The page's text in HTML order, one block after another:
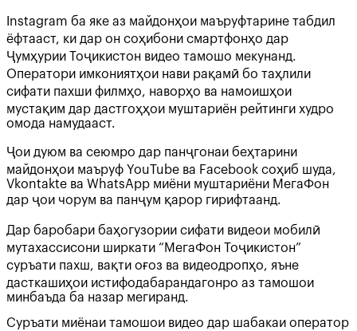
Instagram ба яке аз майдонҳои маъруфтарине табдил
ёфтааст, ки дар он соҳибони смартфонҳо дар
Ҷумҳурии Тоҷикистон видео тамошо мекунанд.
Оператори имкониятҳои нави рақамӣ бо таҳлили
сифати пахши филмҳо, наворҳо ва намоишҳои
мустақим дар дастгоҳҳои муштариён рейтинги худро
омода намудааст.
Ҷои дуюм ва сеюмро дар панҷгонаи беҳтарини
майдонҳои маъруф YouTube ва Facebook соҳиб шуда,
Vkontakte ва WhatsApp миёни муштариёни МегаФон
дар ҷои чорум ва панҷум қарор гирифтаанд.
Дар баробари баҳогузории сифати видеои мобилӣ
мутахассисони ширкати “МегаФон Тоҷикистон”
суръати пахш, вақти оғоз ва видеодропҳо, яъне
дасткашиҳои истифодабарандагонро аз тамошои
минбаъда ба назар мегиранд.
Суръати миёнаи тамошои видео дар шабакаи оператор